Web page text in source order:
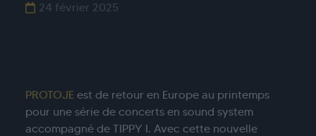
24 février 2025
PROTOJEest de retour en Europe au printemps
pour une série de concerts en sound system
accompagné de TIPPY I. Avec cette nouvelle